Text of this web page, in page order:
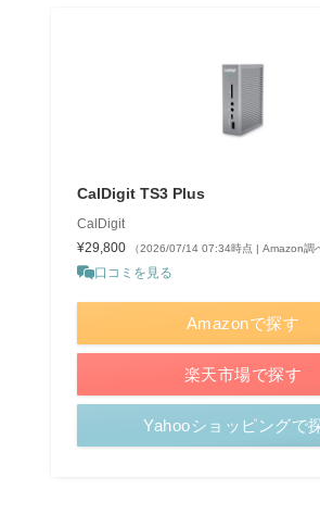
CalDigit TS3 Plus
CalDigit
¥29,800
（2026/07/14 07:34時点 | Amazon調
口コミを見る
Amazonで探す
楽天市場で探す
Yahooショッピングで